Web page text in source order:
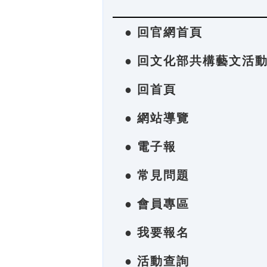
● 回官網首頁
● 回文化部共構藝文活
● 回首頁
● 網站導覽
● 電子報
● 常見問題
● 會員專區
● 我要報名
● 活動查詢